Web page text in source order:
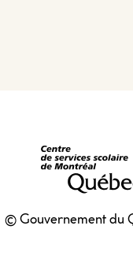
© Gouvernement du